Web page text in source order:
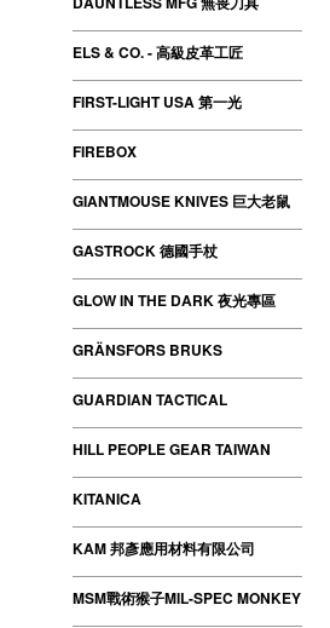
ELS & CO. - 高級皮革工匠
FIRST-LIGHT USA 第一光
FIREBOX
GIANTMOUSE KNIVES 巨大老鼠
GASTROCK 德國手杖
GLOW IN THE DARK 夜光專區
GRÄNSFORS BRUKS
GUARDIAN TACTICAL
HILL PEOPLE GEAR TAIWAN
KITANICA
KAM 邦彥應用材料有限公司
MSM戰術猴子MIL-SPEC MONKEY